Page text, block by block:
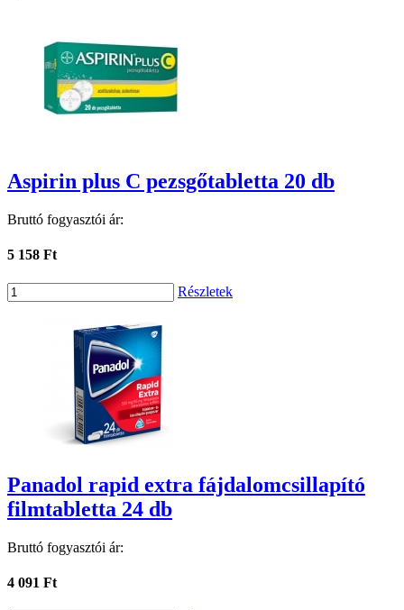
Aspirin plus C pezsgőtabletta 20 db
Bruttó fogyasztói ár:
5 158 Ft
Részletek
Panadol rapid extra fájdalomcsillapító
filmtabletta 24 db
Bruttó fogyasztói ár:
4 091 Ft